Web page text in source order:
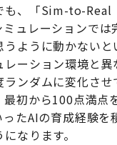
も、「Sim-to-Real
ュレーションで
ように動かない
ーション環境と
ンダムに変化さ
最初から100点満
たAIの育成経験
なります。